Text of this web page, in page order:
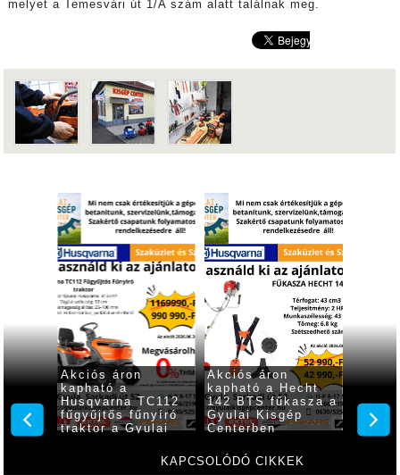
melyet a Temesvári út 1/A szám alatt találnak meg.
KAPCSOLÓDÓ CIKKEK
Akciós áron
kapható a
Husqvarna TC112
fűgyűjtős fűnyíró
traktor a Gyulai
Akciós áron
kapható a Hecht
142 BTS fűkasza a
Gyulai Kisgép
Centerben
A
várja